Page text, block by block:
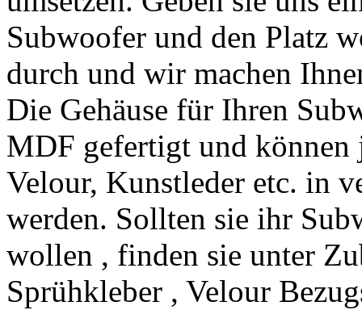
Subwoofer und den Platz
durch und wir machen
Die Gehäuse für Ihren
MDF gefertigt und können
Velour, Kunstleder etc. in
werden. Sollten sie ihr
wollen , finden sie unter
Sprühkleber , Velour